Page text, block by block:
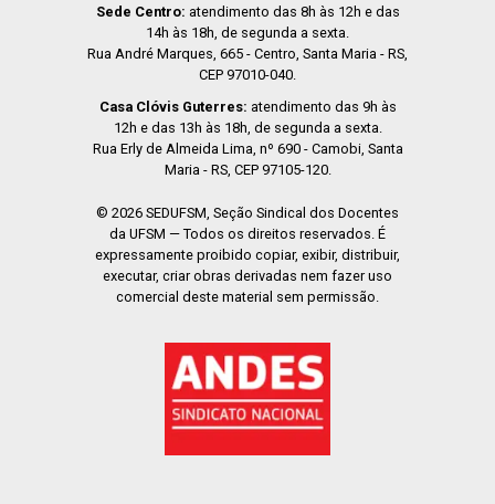
Sede Centro: atendimento das 8h às 12h e das
14h às 18h, de segunda a sexta.
Rua André Marques, 665 - Centro, Santa Maria - RS,
CEP 97010-040.
Casa Clóvis Guterres: atendimento das 9h às
12h e das 13h às 18h, de segunda a sexta.
Rua Erly de Almeida Lima, nº 690 - Camobi, Santa
Maria - RS, CEP 97105-120.
© 2026 SEDUFSM, Seção Sindical dos Docentes
da UFSM — Todos os direitos reservados. É
expressamente proibido copiar, exibir, distribuir,
executar, criar obras derivadas nem fazer uso
comercial deste material sem permissão.